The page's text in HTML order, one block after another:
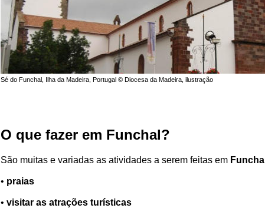
Sé do Funchal, Ilha da Madeira, Portugal © Diocesa da Madeira, ilustração
O que fazer em Funchal?
São muitas e variadas as atividades a serem feitas em Funchal
• praias
• visitar as atrações turísticas